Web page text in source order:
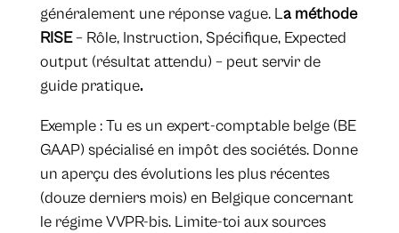
généralement une réponse vague. La méthode
RISE– Rôle, Instruction, Spécifique, Expected
output (résultat attendu) – peut servir de
guide pratique.
Exemple : Tu es un expert-comptable belge (BE
GAAP) spécialisé en impôt des sociétés. Donne
un aperçu des évolutions les plus récentes
(douze derniers mois) en Belgique concernant
le régime VVPR-bis. Limite-toi aux sources